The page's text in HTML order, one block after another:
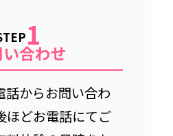
1
合わせ
話からお問い合わ
ほどお電話にてご